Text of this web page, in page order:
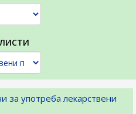
за употреба лекарствени